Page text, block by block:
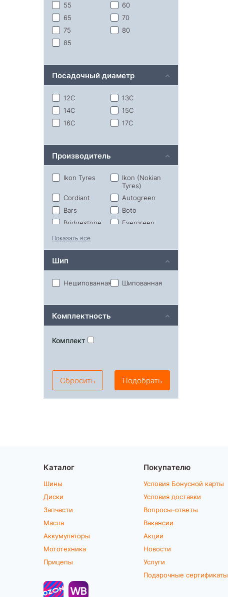
55
60
65
70
75
80
85
Посадочный диаметр
12С
13C
14C
15С
16С
17С
Производитель
Ikon Tyres
Ikon (Nokian
Tyres)
Cordiant
Autogreen
Bars
Boto
Bridgestone
Evergreen
Forward
Laufenn
Matador
Maxxis
Prinx
Rapid
Показать все
Шип
Нешипованная Шипованная
Комплектность
Комплект
Сбросить Подобрать
Каталог
Шины
Диски
Запчасти
Масла
Аккумуляторы
Мототехника
Прицепы
Покупателю
Условия Бонусной карты
Условия доставки
Вопросы-ответы
Вакансии
Акции
Новости
Услуги
Подарочные сертификаты